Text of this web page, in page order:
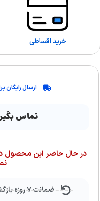
خرید اقساطی
ارسال رایگان برای خرید
تماس بگیرید
در حال حاضر این محصول
ضمانت ۷ روزه بازگشت کالا